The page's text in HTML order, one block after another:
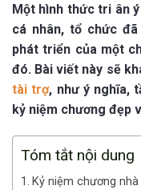
Một hình thức tri ân
cá nhân, tổ chức
phát triển của một
đó. Bài viết này sẽ
tài trợ, như ý nghĩa,
kỷ niệm chương đẹp
Tóm tắt nội dung
Kỷ niệm chương